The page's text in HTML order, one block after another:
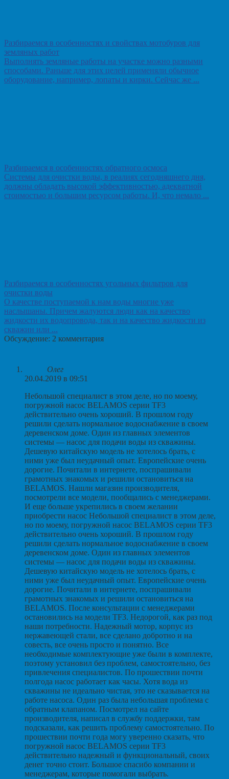
Разбираемся в особенностях и свойствах мотобуров для
земляных работ
Выполнять земляные работы на участке можно разными
способами. Раньше для этих целей применяли обычное
оборудование, например, лопаты и кирки. Сейчас же ...
Разбираемся в особенностях обратного осмоса
Системы для очистки воды, в реалиях сегодняшнего дня,
должны обладать высокой эффективностью, адекватной
стоимостью и большим ресурсом работы. И, что немало ...
Разбираемся в особенностях угольных фильтров для
очистки воды
О качестве поступаемой к нам воды многие уже
наслышаны. Причем жалуются люди как на качество
жидкости их водопровода, так и на качество жидкости из
скважин или ...
Обсуждение: 2 комментария
Олег
20.04.2019 в 09:51
Небольшой специалист в этом деле, но по моему,
погружной насос BELAMOS серии TF3
действительно очень хороший. В прошлом году
решили сделать нормальное водоснабжение в своем
деревенском доме. Один из главных элементов
системы — насос для подачи воды из скважины.
Дешевую китайскую модель не хотелось брать, с
ними уже был неудачный опыт. Европейские очень
дорогие. Почитали в интернете, поспрашивали
грамотных знакомых и решили остановиться на
BELAMOS. Нашли магазин производителя,
посмотрели все модели, пообщались с менеджерами.
И еще больше укрепились в своем желании
приобрести насос Небольшой специалист в этом деле,
но по моему, погружной насос BELAMOS серии TF3
действительно очень хороший. В прошлом году
решили сделать нормальное водоснабжение в своем
деревенском доме. Один из главных элементов
системы — насос для подачи воды из скважины.
Дешевую китайскую модель не хотелось брать, с
ними уже был неудачный опыт. Европейские очень
дорогие. Почитали в интернете, поспрашивали
грамотных знакомых и решили остановиться на
BELAMOS. После консультации с менеджерами
остановились на модели TF3. Недорогой, как раз под
наши потребности. Надежный мотор, корпус из
нержавеющей стали, все сделано добротно и на
совесть, все очень просто и понятно. Все
необходимые комплектующие уже были в комплекте,
поэтому установил без проблем, самостоятельно, без
привлечения специалистов. По прошествии почти
полгода насос работает как часы. Хотя вода из
скважины не идеально чистая, это не сказывается на
работе насоса. Один раз была небольшая проблема с
обратным клапаном. Посмотрел на сайте
производителя, написал в службу поддержки, там
подсказали, как решить проблему самостоятельно. По
прошествии почти года могу уверенно сказать, что
погружной насос BELAMOS серии TF3
действительно надежный и функциональный, своих
денег точно стоит. Большое спасибо компании и
менеджерам, которые помогали выбрать.